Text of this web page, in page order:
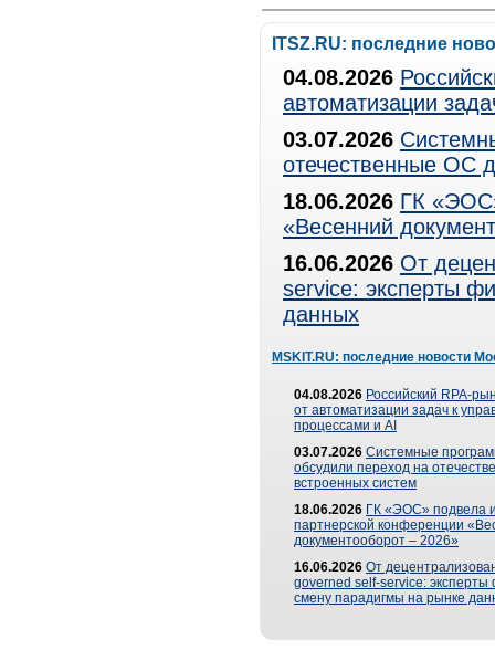
ITSZ.RU: последние
04.08.2026
автоматизации
03.07.2026
отечественные ОС
18.06.2026 ГК
«Весенний
16.06.2026 От
service: эксперты
данных
MSKIT.RU: последние новости
04.08.2026 Российский RPA-
от автоматизации задач к
процессами и AI
03.07.2026 Системные
обсудили переход на
встроенных систем
18.06.2026 ГК «ЭОС» подвела
партнерской конференции
документооборот – 2026»
16.06.2026 От
governed self-service: эксперты
смену парадигмы на рынке